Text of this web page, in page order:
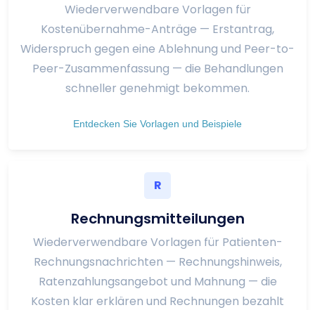
Wiederverwendbare Vorlagen für
Kostenübernahme-Anträge — Erstantrag,
Widerspruch gegen eine Ablehnung und Peer-to-
Peer-Zusammenfassung — die Behandlungen
schneller genehmigt bekommen.
Entdecken Sie Vorlagen und Beispiele
R
Rechnungsmitteilungen
Wiederverwendbare Vorlagen für Patienten-
Rechnungsnachrichten — Rechnungshinweis,
Ratenzahlungsangebot und Mahnung — die
Kosten klar erklären und Rechnungen bezahlt